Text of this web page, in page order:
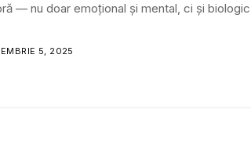
— nu doar emoțional și mental, ci și
5, 2025